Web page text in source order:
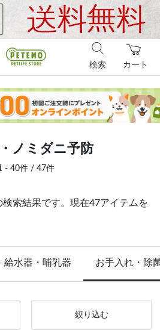
カート
検索
ノミダニ予防
- 40件 / 47件
索結果です。現在47アイテムを
給水器・哺乳器 お手入れ・除
絞り込む